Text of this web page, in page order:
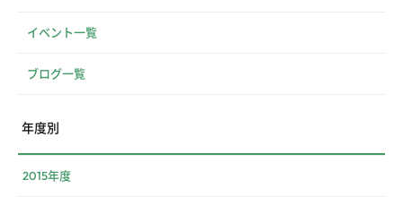
イベント一覧
ブログ一覧
年度別
2015年度